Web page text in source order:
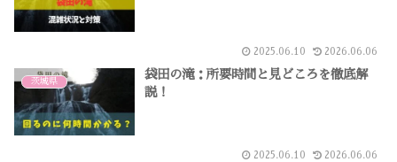
2025.06.10 2026.06.06
茨城県
袋田の滝：所要時間と見どころを徹底解
説！
2025.06.10 2026.06.06